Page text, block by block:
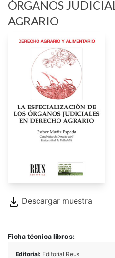
ÓRGANOS
AGRARIO
Descargar muestra
Ficha técnica libros:
Editorial: Editorial Reus